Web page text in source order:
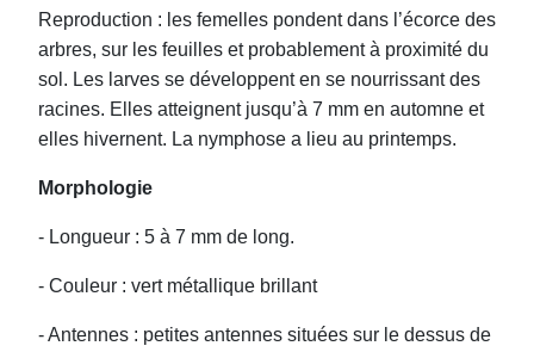
Reproduction : les femelles pondent dans l’écorce des
arbres, sur les feuilles et probablement à proximité du
sol. Les larves se développent en se nourrissant des
racines. Elles atteignent jusqu’à 7 mm en automne et
elles hivernent. La nymphose a lieu au printemps.
Morphologie
- Longueur : 5 à 7 mm de long.
- Couleur : vert métallique brillant
- Antennes : petites antennes situées sur le dessus de